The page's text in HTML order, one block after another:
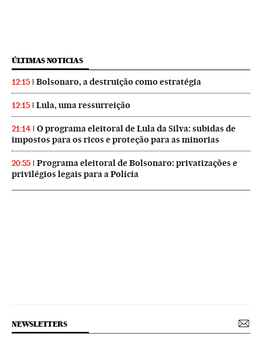
ÚLTIMAS NOTICIAS
12:15 Bolsonaro, a destruição como estratégia
12:15 Lula, uma ressurreição
21:14
O programa eleitoral de Lula da Silva: subidas de
impostos para os ricos e proteção para as minorias
20:55
Programa eleitoral de Bolsonaro: privatizações e
privilégios legais para a Polícia
NEWSLETTERS